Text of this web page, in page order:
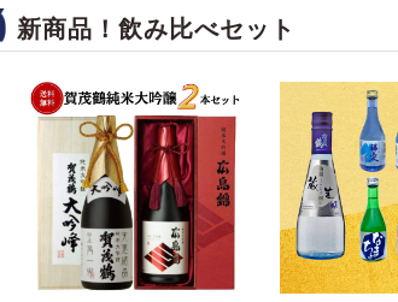
新商品！飲み比べセット